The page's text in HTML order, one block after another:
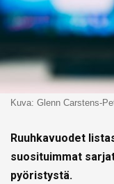
Kuva: Glenn Carstens-
Ruuhkavuodet
suosituimmat
pyöristystä.